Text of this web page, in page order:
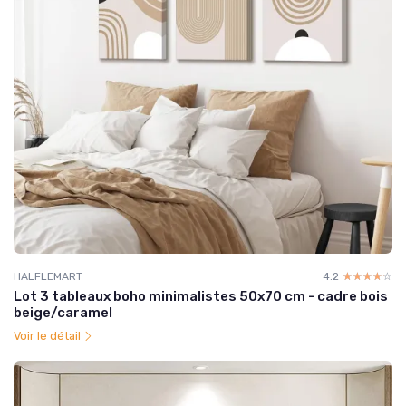
HALFLEMART 4.2 ☆☆☆☆☆
★★★★★
Lot 3 tableaux boho minimalistes 50x70 cm - cadre bois
beige/caramel
Voir le détail